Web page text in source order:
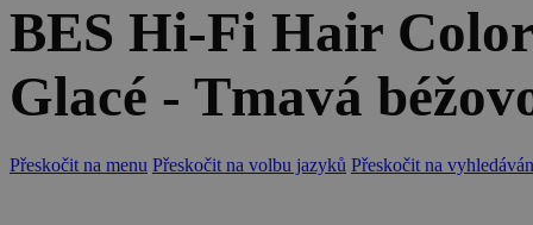
BES Hi-Fi Hair
Glacé - Tmavá
Přeskočit na menu Přeskočit na volbu jazyků Přeskočit na